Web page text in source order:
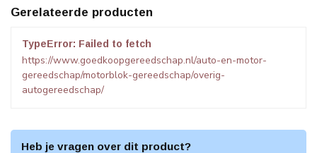
Gerelateerde producten
TypeError: Failed to fetch
https://www.goedkoopgereedschap.nl/auto-en-motor-
gereedschap/motorblok-gereedschap/overig-
autogereedschap/
Heb je vragen over dit product?